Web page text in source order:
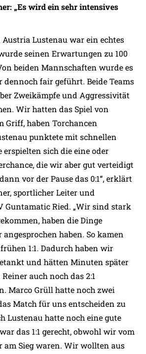
„Es wird ein sehr intensives
Austria Lustenau war ein echtes
seinen Erwartungen zu 100
beiden Mannschaften wurde es
dennoch fair geführt. Beide Teams
Zweikämpfe und Aggressivität
Wir hatten das Spiel von
Griff, haben Torchancen
punktete mit schnellen
erspielten sich die eine oder
die wir aber gut verteidigt
vor der Pause das 0:1“, erklärt
sportlicher Leiter und
Guntamatic Ried. „Wir sind stark
haben die Dinge
haben. So kamen
1:1. Dadurch haben wir
und hätten Minuten später
auch noch das 2:1
Marco Grüll hatte noch zwei
Match für uns entscheiden zu
Lustenau hatte noch eine gute
das 1:1 gerecht, obwohl wir vom
am Sieg waren. Wir wollten aus